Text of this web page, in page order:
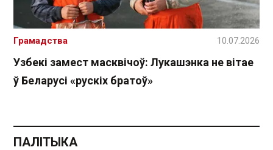
Узбекі замест масквічоў: Лукашэнка не вітае
ў Беларусі «рускіх братоў»
Грамадства 10.07.2026
ПАЛІТЫКА